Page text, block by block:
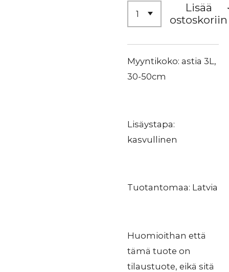
Lisää
ostoskoriin
Myyntikoko: astia 3L,
30-50cm
Lisäystapa:
kasvullinen
Tuotantomaa: Latvia
Huomioithan että
tämä tuote on
tilaustuote, eikä sitä